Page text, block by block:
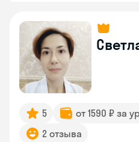
5 от 1590 ₽ за
2 отзыва